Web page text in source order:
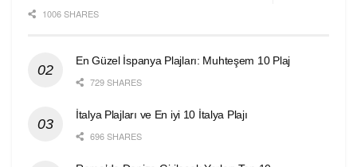
1006 SHARES
En Güzel İspanya Plajları: Muhteşem 10 Plaj
729 SHARES
İtalya Plajları ve En iyi 10 İtalya Plajı
696 SHARES